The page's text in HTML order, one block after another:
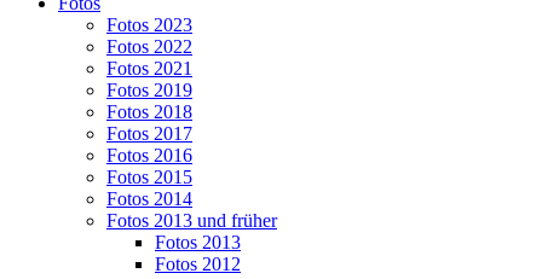
Fotos 2023
Fotos 2022
Fotos 2021
Fotos 2019
Fotos 2018
Fotos 2017
Fotos 2016
Fotos 2015
Fotos 2014
Fotos 2013 und früher
Fotos 2013
Fotos 2012